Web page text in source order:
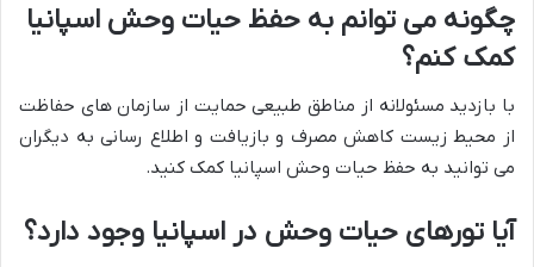
چگونه می توانم به حفظ حیات وحش اسپانیا
کمک کنم؟
با بازدید مسئولانه از مناطق طبیعی حمایت از سازمان های حفاظت
از محیط زیست کاهش مصرف و بازیافت و اطلاع رسانی به دیگران
می توانید به حفظ حیات وحش اسپانیا کمک کنید.
آیا تورهای حیات وحش در اسپانیا وجود دارد؟